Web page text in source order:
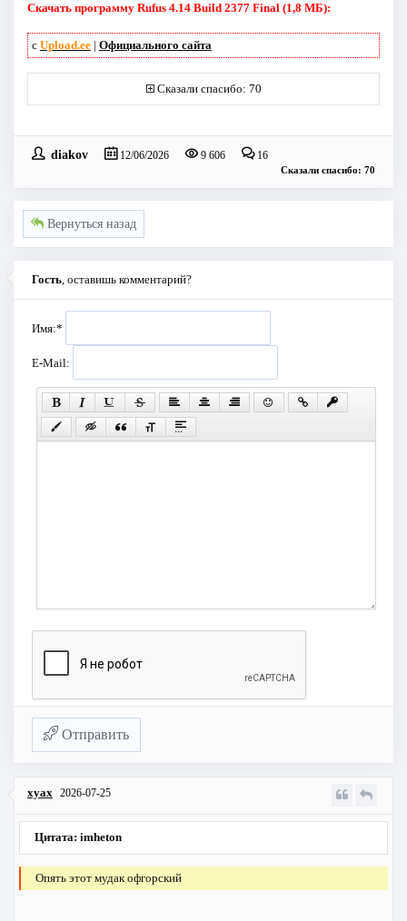
Скачать программу Rufus 4.14 Build 2377 Final (1,8 МБ):
с Upload.ee| Официального сайта
Сказали спасибо: 70
diakov 12/06/2026 9 606 16
Сказали спасибо: 70
Вернуться назад
Гость, оставишь комментарий?
Имя:*
E-Mail:
Отправить
xyax 2026-07-25
Цитата: imheton
Опять этот мудак офгорский